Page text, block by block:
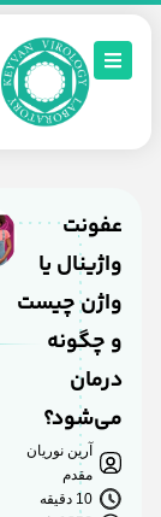
عفونت
واژینال یا
واژن چیست
و چگونه
درمان
می‌شود؟
آرین نوریان
مقدم
10 دقیقه